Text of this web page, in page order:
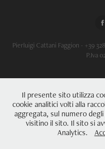
Pierluigi Cattani Faggion - +39
P.Iva
Il presente sito utilizza
cookie analitici volti alla
aggregata, sul numero
visitino il sito. Il sito si
Analytics.